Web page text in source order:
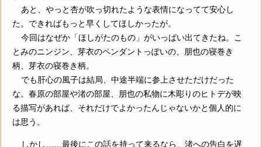
あと、やっと杏が吹っ切れたような表情になってて安心し
た。できればもっと早くしてほしかったが。
今回はなぜか「ほしがたのもの」がいっぱい出てきたね。こ
とみのニンジン、芽衣のペンダントっぽいの、朋也の寝巻き
柄、芽衣の寝巻き柄。
でも肝心の風子は結局、中途半端に参上させただけだった
な。春原の部屋や渚の部屋、朋也の私物に木彫りのヒトデが映
る描写があれば、それだけでよかったんじゃないかと個人的に
は思う。
しかし……最後にこの話を持って来るなら、渚への告白を遅